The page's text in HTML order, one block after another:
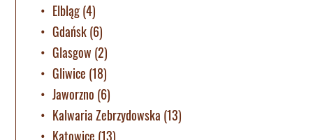
Elbląg(4)
Gdańsk(6)
Glasgow (2)
Gliwice (18)
Jaworzno (6)
Kalwaria Zebrzydowska (13)
Katowice (13)